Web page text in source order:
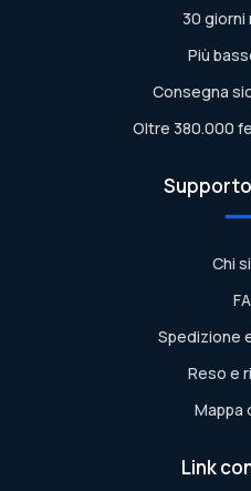
30 giorni
Più
Consegna
Oltre 380.000
Chi
Spedizione
Reso e
Mappa
Link